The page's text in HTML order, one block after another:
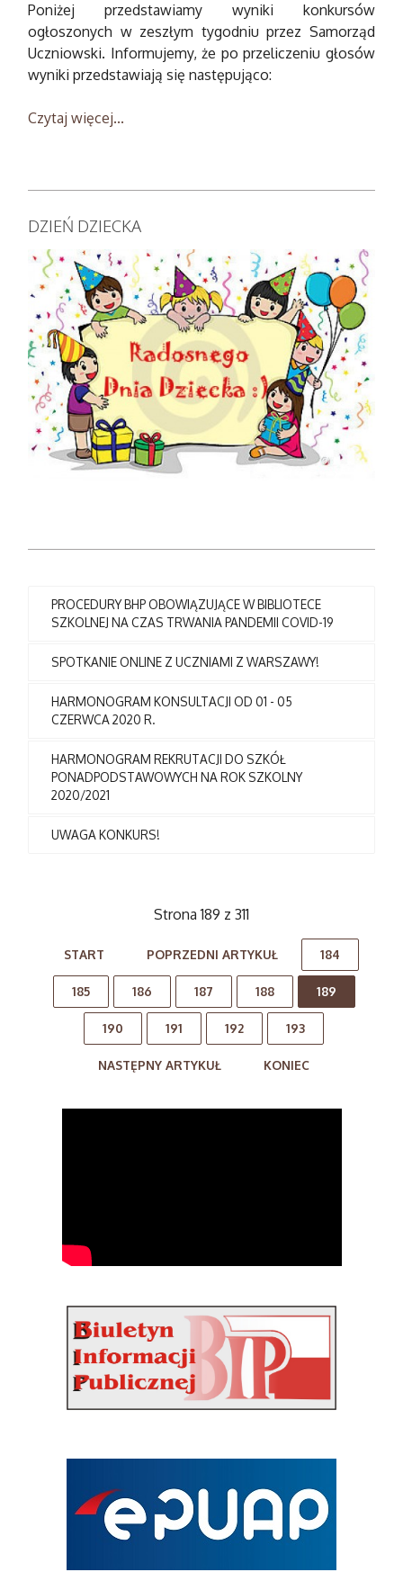
Poniżej przedstawiamy wyniki konkursów
ogłoszonych w zeszłym tygodniu przez Samorząd
Uczniowski. Informujemy, że po przeliczeniu głosów
wyniki przedstawiają się następująco:
Czytaj więcej...
DZIEŃ DZIECKA
PROCEDURY BHP OBOWIĄZUJĄCE W BIBLIOTECE
SZKOLNEJ NA CZAS TRWANIA PANDEMII COVID-19
SPOTKANIE ONLINE Z UCZNIAMI Z WARSZAWY!
HARMONOGRAM KONSULTACJI OD 01 - 05
CZERWCA 2020 R.
HARMONOGRAM REKRUTACJI DO SZKÓŁ
PONADPODSTAWOWYCH NA ROK SZKOLNY
2020/2021
UWAGA KONKURS!
Strona 189 z 311
START POPRZEDNI ARTYKUŁ 184
185 186 187 188 189
190 191 192 193
NASTĘPNY ARTYKUŁ KONIEC